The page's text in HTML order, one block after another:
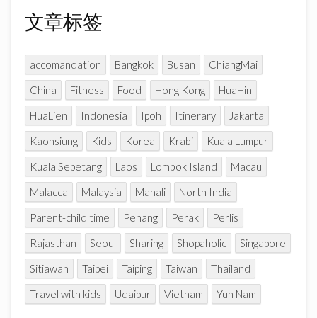
类
文章标签
accomandation Bangkok Busan
ChiangMai
China
Fitness Food Hong Kong
HuaHin
HuaLien
Indonesia Ipoh Itinerary
Jakarta
Kaohsiung
Kids Korea Krabi
Kuala Lumpur
Kuala Sepetang
Laos Lombok Island
Macau
Malacca
Malaysia Manali
North India
Parent-child time
Penang Perak
Perlis
Rajasthan
Seoul Sharing Shopaholic
Singapore
Sitiawan
Taipei Taiping Taiwan
Thailand
Travel with kids
Udaipur Vietnam Yun Nam